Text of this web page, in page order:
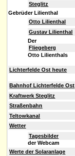
Steglitz
Gebrüder Lilienthal
Otto Lilienthal
Gustav Lilienthal
Der
Fliegeberg
Otto Lilienthals
Lichterfelde Ost heute
Bahnhof Lichterfelde Ost
Kraftwerk Steglitz
Straßenbahn
Teltowkanal
Wetter
Tagesbilder
der Webcam
Werte der Solaranlage